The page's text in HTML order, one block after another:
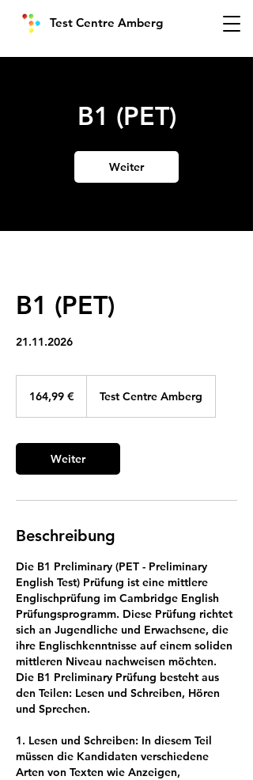
Test Centre Amberg
B1 (PET)
Weiter
B1 (PET)
21.11.2026
164,99 € Test Centre Amberg
Weiter
Beschreibung
Die B1 Preliminary (PET - Preliminary
English Test) Prüfung ist eine mittlere
Englischprüfung im Cambridge English
Prüfungsprogramm. Diese Prüfung richtet
sich an Jugendliche und Erwachsene, die
ihre Englischkenntnisse auf einem soliden
mittleren Niveau nachweisen möchten.
Die B1 Preliminary Prüfung besteht aus
den Teilen: Lesen und Schreiben, Hören
und Sprechen.
1. Lesen und Schreiben: In diesem Teil
müssen die Kandidaten verschiedene
Arten von Texten wie Anzeigen,